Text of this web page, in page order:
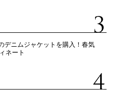
デニムジャケットを購入！春気
ネート